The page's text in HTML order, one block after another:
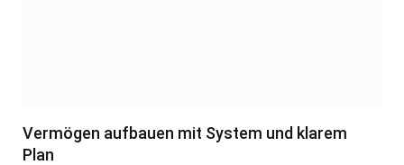
Vermögen aufbauen mit System und klarem
Plan